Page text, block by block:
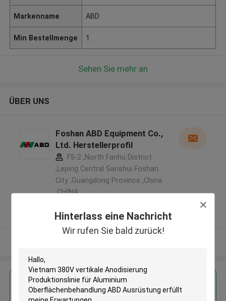
Hinterlass eine Nachricht
Wir rufen Sie bald zurück!
Markenname ABD
Min Bestellmenge 1
Sehen Sie mehr an
ÜBER UNS
Foshan ABD Equipment Co.,
Ltd. Herstellerprofil
F5-2 ,North Fanhu District
,Leping Central Sanshui Foshan
City ,Guangdong Province ,China
,CHINA
Überprüfter Lieferant
Erhalten Sie den besten Preis für